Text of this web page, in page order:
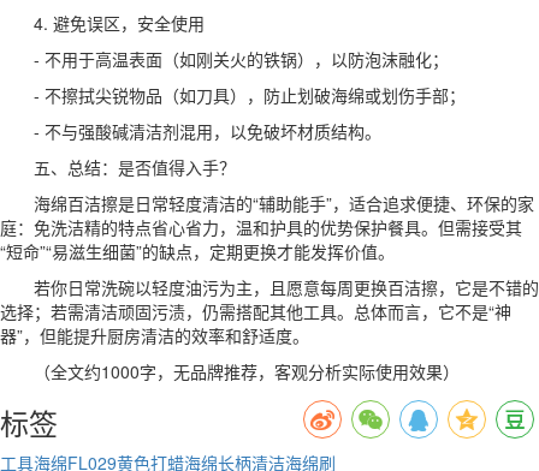
4. 避免误区，安全使用
- 不用于高温表面（如刚关火的铁锅），以防泡沫融化；
- 不擦拭尖锐物品（如刀具），防止划破海绵或划伤手部；
- 不与强酸碱清洁剂混用，以免破坏材质结构。
五、总结：是否值得入手？
海绵百洁擦是日常轻度清洁的“辅助能手”，适合追求便捷、环保的家
庭：免洗洁精的特点省心省力，温和护具的优势保护餐具。但需接受其
“短命”“易滋生细菌”的缺点，定期更换才能发挥价值。
若你日常洗碗以轻度油污为主，且愿意每周更换百洁擦，它是不错的
选择；若需清洁顽固污渍，仍需搭配其他工具。总体而言，它不是“神
器”，但能提升厨房清洁的效率和舒适度。
（全文约1000字，无品牌推荐，客观分析实际使用效果）
标签
工具海绵FL029黄色打蜡海绵长柄清洁海绵刷